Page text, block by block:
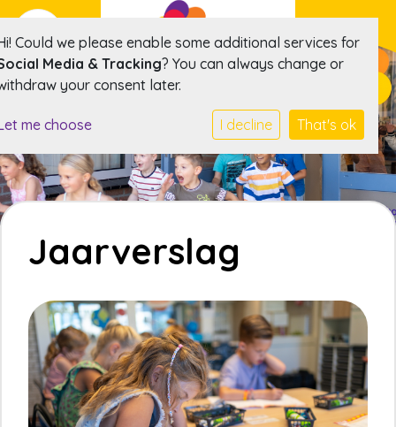
Jaarverslag
Could we please enable some additional services for
Media & Tracking? You can always change or
your consent later.
me choose I decline That's ok